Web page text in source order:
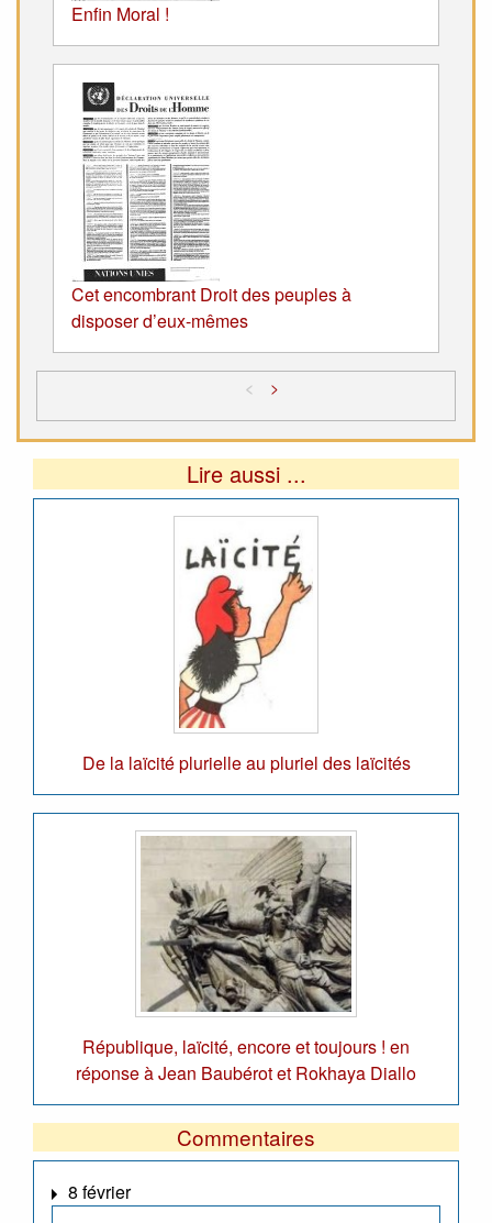
Enfin Moral !
Cet encombrant Droit des peuples à
disposer d’eux-mêmes
< >
Lire aussi ...
De la laïcité plurielle au pluriel des laïcités
République, laïcité, encore et toujours ! en
réponse à Jean Baubérot et Rokhaya Diallo
Commentaires
8 février